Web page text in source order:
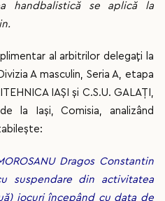
handbalistică se aplică la
al arbitrilor delegați la
A masculin, Seria A, etapa
IAȘI și C.S.U. GALAȚI,
la Iași, Comisia, analizând
Dragos Constantin
suspendare din activitatea
jocuri începând cu data de